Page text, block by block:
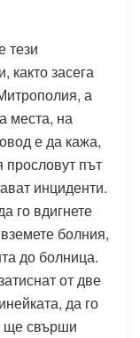
тези
както засега
а
места, на
е да кажа,
прословут път
инциденти.
го вдигнете
болния,
до болница.
от две
да го
ще свърши